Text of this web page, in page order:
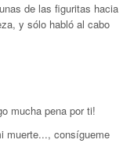
de las figuritas hacia
y sólo habló al cabo
mucha pena por ti!
muerte..., consígueme